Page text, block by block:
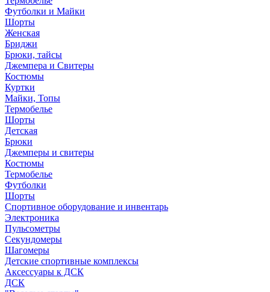
Футболки и Майки
Шорты
Женская
Бриджи
Брюки, тайсы
Джемпера и Свитеры
Костюмы
Куртки
Майки, Топы
Термобелье
Шорты
Детская
Брюки
Джемперы и свитеры
Костюмы
Термобелье
Футболки
Шорты
Спортивное оборудование и инвентарь
Электроника
Пульсометры
Секундомеры
Шагомеры
Детские спортивные комплексы
Аксессуары к ДСК
ДСК